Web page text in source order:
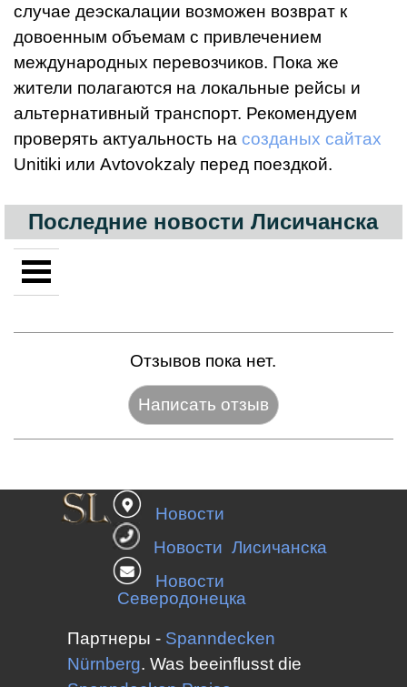
случае деэскалации возможен возврат к
довоенным объемам с привлечением
международных перевозчиков. Пока же
жители полагаются на локальные рейсы и
альтернативный транспорт. Рекомендуем
проверять актуальность на созданых сайтах
Unitiki или Avtovokzaly перед поездкой.
Последние новости Лисичанска
Отзывов пока нет.
Новости
Новости Лисичанска
Новости
Северодонецка
Партнеры - Spanndecken
Nürnberg. Was beeinflusst die